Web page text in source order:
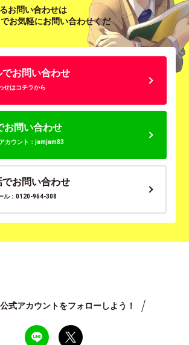
お問い合わせは
お気軽にお問い合わせくだ
でお問い合わせ
せはコチラから
お問い合わせ
カウント：jamjam83
でお問い合わせ
ル：0120-964-308
式アカウントをフォローしよう！